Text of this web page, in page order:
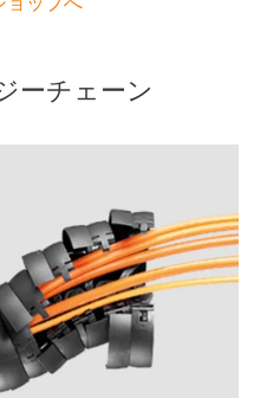
ーチェーン